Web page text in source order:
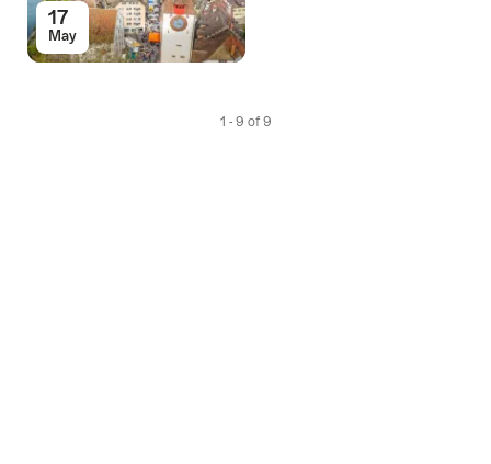
17
May
1 - 9 of 9